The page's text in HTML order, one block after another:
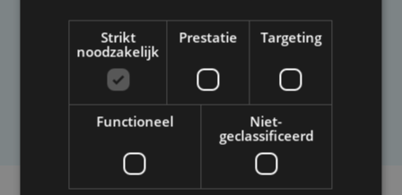
Heb je een taal- of schrijffout opgemerkt in dit
Laat het ons weten
Strikt
noodzakelijk
Prestatie Targeting
Functioneel
Niet-
geclassificeerd